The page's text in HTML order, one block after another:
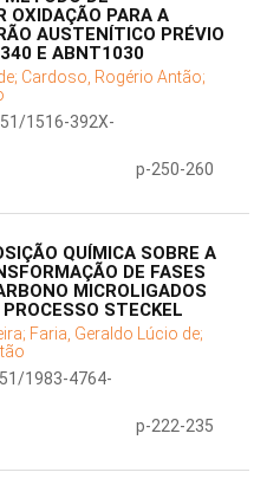
OXIDAÇÃO PARA A
AUSTENÍTICO PRÉVIO
E ABNT1030
Cardoso, Rogério Antão;
1516-392X-
p-250-260
QUÍMICA SOBRE A
DE FASES
MICROLIGADOS
STECKEL
Faria, Geraldo Lúcio de;
1983-4764-
p-222-235